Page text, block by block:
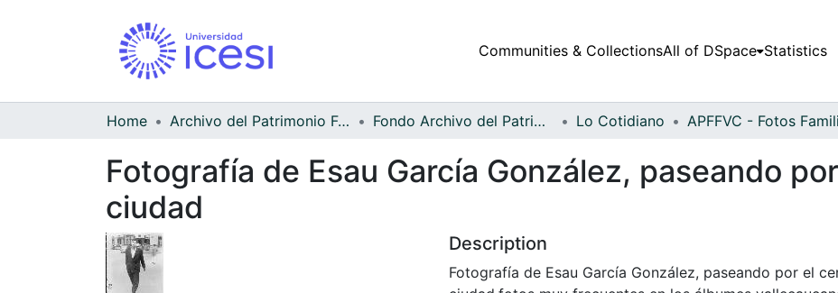
Communities & CollectionsAll of DSpace Statistics
Home Archivo del Patrimonio Fotográfico y Fílmico del Valle del Cauca Fondo Archivo del Patrimonio Fotográfico y Fílmico del Valle del Cauca Lo Cotidiano
Fotografía de Esau García González, paseando
ciudad
Description
Fotografía de Esau García González, paseando por el